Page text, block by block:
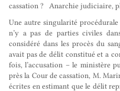
cassation ? Anarchie judiciaire,
Une autre singularité
n’y a pas de parties civiles
considéré dans les procès du
avait pas de délit constitué et a
fois, l’accusation – le ministère
près la Cour de cassation, M.
écrites en estimant que le délit